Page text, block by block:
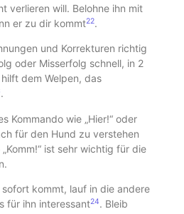
verlieren will. Belohne ihn mit
er zu dir kommt22.
und Korrekturen richtig
oder Misserfolg schnell, in 2
hilft dem Welpen, das
.
Kommando wie „Hier!“ oder
für den Hund zu verstehen
ist sehr wichtig für die
kommt, lauf in die andere
für ihn interessant24. Bleib